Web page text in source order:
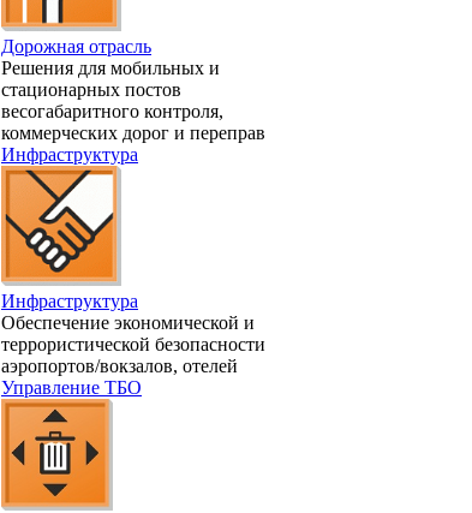
Дорожная отрасль
Решения для мобильных и
стационарных постов
весогабаритного контроля,
коммерческих дорог и переправ
Инфраструктура
Инфраструктура
Обеспечение экономической и
террористической безопасности
аэропортов/вокзалов, отелей
Управление ТБО